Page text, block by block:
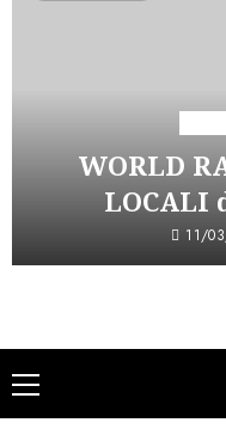
WORLD
LOCALI
11/
Menu
principale